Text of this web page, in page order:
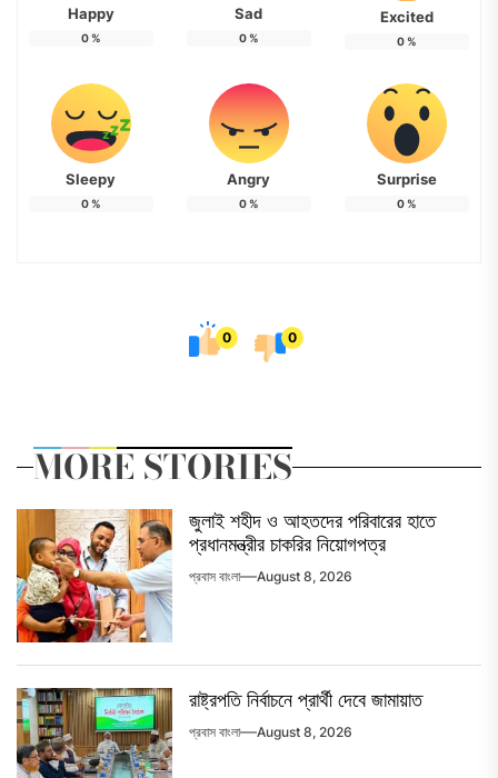
Happy
0%
Sad
0%
Excited
0%
Sleepy
0%
Angry
0%
Surprise
0%
0 0
MORE STORIES
জুলাই শহীদ ও আহতদের পরিবারের হাতে
প্রধানমন্ত্রীর চাকরির নিয়োগপত্র
প্রবাস বাংলা August 8, 2026
রাষ্ট্রপতি নির্বাচনে প্রার্থী দেবে জামায়াত
প্রবাস বাংলা August 8, 2026